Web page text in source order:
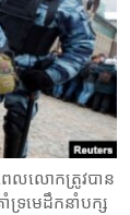
េល​លោក​ត្រូវបាន​
ទ្រ​មេដឹកនាំ​បក្ស​